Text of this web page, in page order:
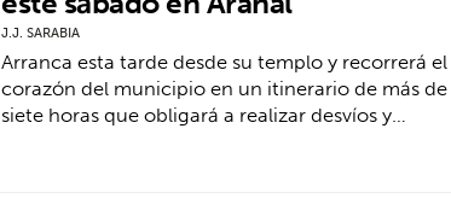
J.J. SARABIA
Arranca esta tarde desde su templo y recorrerá el
corazón del municipio en un itinerario de más de
siete horas que obligará a realizar desvíos y…